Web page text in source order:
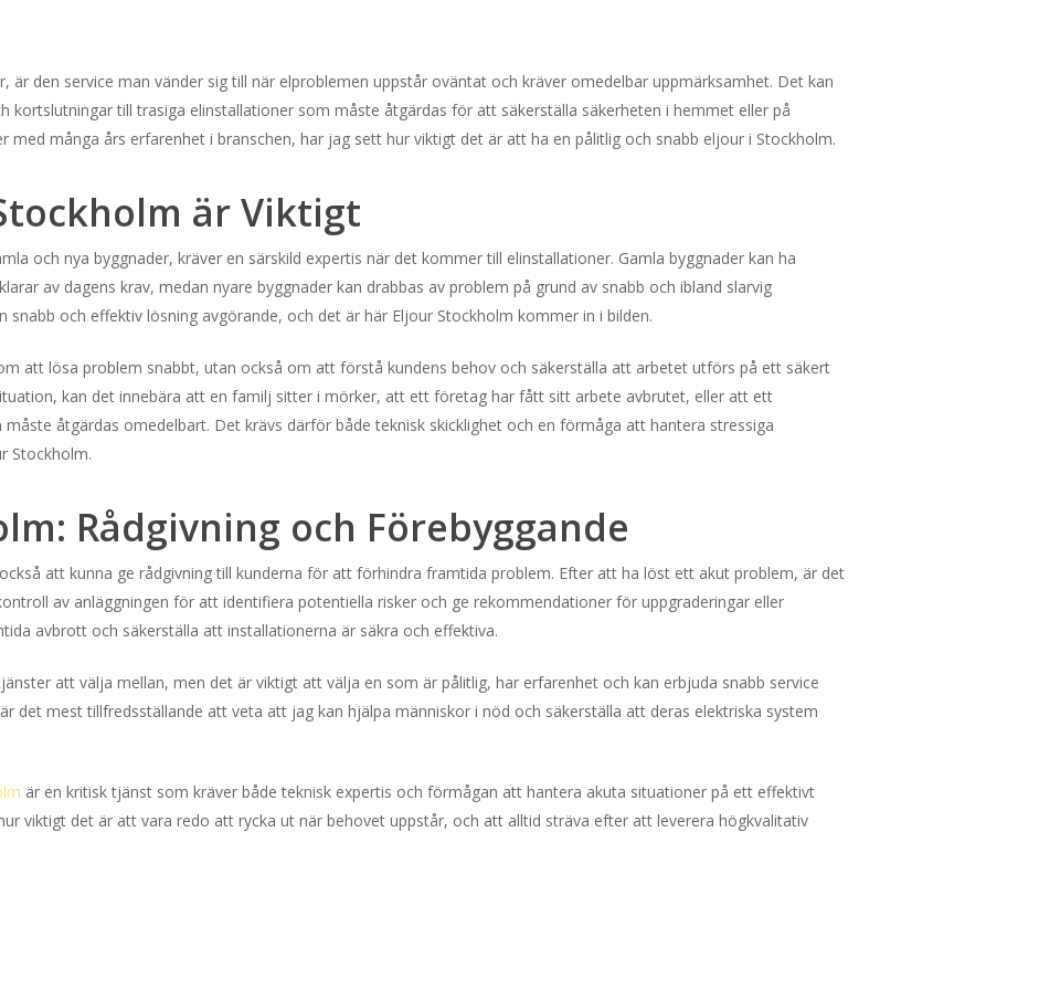
är den service man vänder sig till när elproblemen uppstår oväntat och kräver omedelbar uppmärksamhet. Det kan
kortslutningar till trasiga elinstallationer som måste åtgärdas för att säkerställa säkerheten i hemmet eller på
med många års erfarenhet i branschen, har jag sett hur viktigt det är att ha en pålitlig och snabb eljour i Stockholm.
är Viktigt
och nya byggnader, kräver en särskild expertis när det kommer till elinstallationer. Gamla byggnader kan ha
av dagens krav, medan nyare byggnader kan drabbas av problem på grund av snabb och ibland slarvig
snabb och effektiv lösning avgörande, och det är här Eljour Stockholm kommer in i bilden.
att lösa problem snabbt, utan också om att förstå kundens behov och säkerställa att arbetet utförs på ett säkert
kan det innebära att en familj sitter i mörker, att ett företag har fått sitt arbete avbrutet, eller att ett
åtgärdas omedelbart. Det krävs därför både teknisk skicklighet och en förmåga att hantera stressiga
Stockholm.
Rådgivning och Förebyggande
att kunna ge rådgivning till kunderna för att förhindra framtida problem. Efter att ha löst ett akut problem, är det
av anläggningen för att identifiera potentiella risker och ge rekommendationer för uppgraderingar eller
avbrott och säkerställa att installationerna är säkra och effektiva.
att välja mellan, men det är viktigt att välja en som är pålitlig, har erfarenhet och kan erbjuda snabb service
det mest tillfredsställande att veta att jag kan hjälpa människor i nöd och säkerställa att deras elektriska system
är en kritisk tjänst som kräver både teknisk expertis och förmågan att hantera akuta situationer på ett effektivt
viktigt det är att vara redo att rycka ut när behovet uppstår, och att alltid sträva efter att leverera högkvalitativ